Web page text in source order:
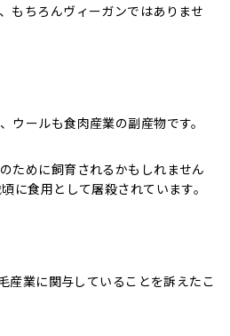
もちろんヴィーガンではありませ
ウールも食肉産業の副産物です。
ために飼育されるかもしれません
に食用として屠殺されています。
産業に関与していることを訴えたこ